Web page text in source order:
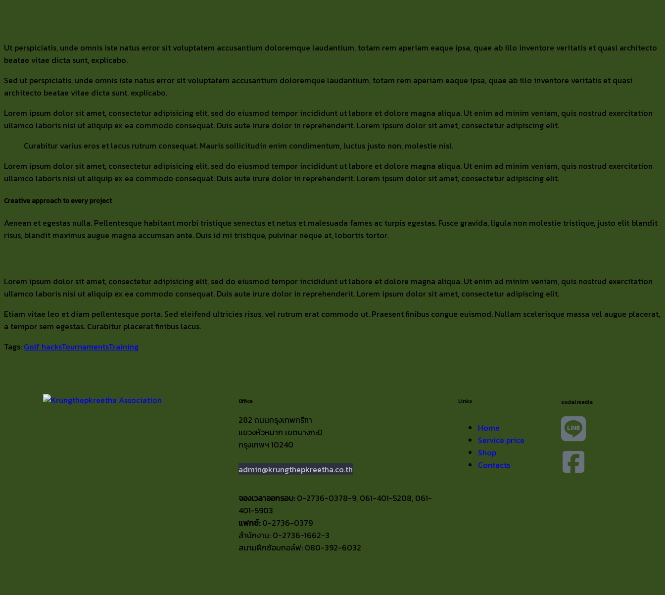
Ut perspiciatis, unde omnis iste natus error sit voluptatem accusantium doloremque laudantium, totam rem aperiam eaque ipsa, quae ab illo inventore veritatis et quasi architecto
beatae vitae dicta sunt, explicabo.
Sed ut perspiciatis, unde omnis iste natus error sit voluptatem accusantium doloremque laudantium, totam rem aperiam eaque ipsa, quae ab illo inventore veritatis et quasi
architecto beatae vitae dicta sunt, explicabo.
Lorem ipsum dolor sit amet, consectetur adipisicing elit, sed do eiusmod tempor incididunt ut labore et dolore magna aliqua. Ut enim ad minim veniam, quis nostrud exercitation
ullamco laboris nisi ut aliquip ex ea commodo consequat. Duis aute irure dolor in reprehenderit. Lorem ipsum dolor sit amet, consectetur adipiscing elit.
Curabitur varius eros et lacus rutrum consequat. Mauris sollicitudin enim condimentum, luctus justo non, molestie nisl.
Lorem ipsum dolor sit amet, consectetur adipisicing elit, sed do eiusmod tempor incididunt ut labore et dolore magna aliqua. Ut enim ad minim veniam, quis nostrud exercitation
ullamco laboris nisi ut aliquip ex ea commodo consequat. Duis aute irure dolor in reprehenderit. Lorem ipsum dolor sit amet, consectetur adipiscing elit.
Creative approach to every project
Aenean et egestas nulla. Pellentesque habitant morbi tristique senectus et netus et malesuada fames ac turpis egestas. Fusce gravida, ligula non molestie tristique, justo elit blandit
risus, blandit maximus augue magna accumsan ante. Duis id mi tristique, pulvinar neque at, lobortis tortor.
Lorem ipsum dolor sit amet, consectetur adipisicing elit, sed do eiusmod tempor incididunt ut labore et dolore magna aliqua. Ut enim ad minim veniam, quis nostrud exercitation
ullamco laboris nisi ut aliquip ex ea commodo consequat. Duis aute irure dolor in reprehenderit. Lorem ipsum dolor sit amet, consectetur adipiscing elit.
Etiam vitae leo et diam pellentesque porta. Sed eleifend ultricies risus, vel rutrum erat commodo ut. Praesent finibus congue euismod. Nullam scelerisque massa vel augue placerat,
a tempor sem egestas. Curabitur placerat finibus lacus.
Tags: Golf hacksTournamentsTraining
Office
282 ถนนกรุงเทพกรีฑา
แขวงหัวหมาก เขตบางกะปิ
กรุงเทพฯ 10240
admin@krungthepkreetha.co.th
จองเวลาออกรอบ:0-2736-0378-9, 061-401-5208, 061-
401-5903
แฟกซ์:0-2736-0379
สำนักงาน: 0-2736-1662-3
สนามฝึกซ้อมกอล์ฟ: 080-392-6032
Links
Home
Service price
Shop
Contacts
social media